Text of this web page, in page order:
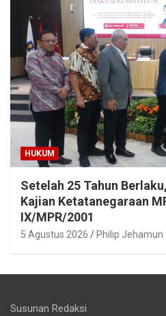
HUKUM
Setelah 25 Tahun
Kajian Ketatanegaraan
IX/MPR/2001
5 Agustus 2026 Philip Jehamun
Susunan Redaksi